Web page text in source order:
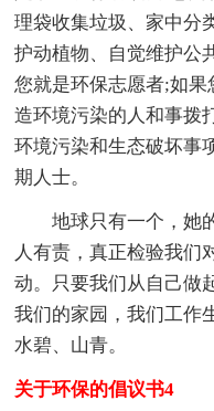
理袋收集垃圾、家中分
护动植物、自觉维护公
您就是环保志愿者;如果
造环境污染的人和事拨
环境污染和生态破坏事
期人士。
地球只有一个，她
人有责，真正检验我们
动。只要我们从自己做
我们的家园，我们工作
水碧、山青。
关于环保的倡议书4